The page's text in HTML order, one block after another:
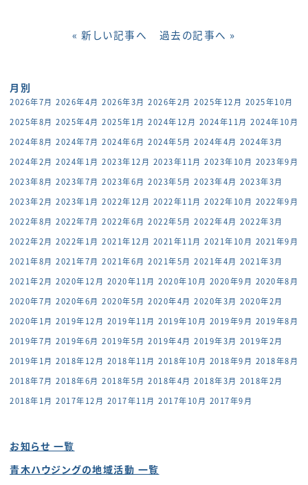
« 新しい記事へ 過去の記事へ »
月別
2026年7月 2026年4月 2026年3月 2026年2月 2025年12月 2025年10月
2025年8月 2025年4月 2025年1月 2024年12月 2024年11月 2024年10月
2024年8月 2024年7月 2024年6月 2024年5月 2024年4月 2024年3月
2024年2月 2024年1月 2023年12月 2023年11月 2023年10月 2023年9月
2023年8月 2023年7月 2023年6月 2023年5月 2023年4月 2023年3月
2023年2月 2023年1月 2022年12月 2022年11月 2022年10月 2022年9月
2022年8月 2022年7月 2022年6月 2022年5月 2022年4月 2022年3月
2022年2月 2022年1月 2021年12月 2021年11月 2021年10月 2021年9月
2021年8月 2021年7月 2021年6月 2021年5月 2021年4月 2021年3月
2021年2月 2020年12月 2020年11月 2020年10月 2020年9月 2020年8月
2020年7月 2020年6月 2020年5月 2020年4月 2020年3月 2020年2月
2020年1月 2019年12月 2019年11月 2019年10月 2019年9月 2019年8月
2019年7月 2019年6月 2019年5月 2019年4月 2019年3月 2019年2月
2019年1月 2018年12月 2018年11月 2018年10月 2018年9月 2018年8月
2018年7月 2018年6月 2018年5月 2018年4月 2018年3月 2018年2月
2018年1月 2017年12月 2017年11月 2017年10月 2017年9月
お知らせ 一覧
青木ハウジングの地域活動 一覧